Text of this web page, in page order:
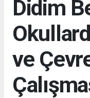
Didim
ve